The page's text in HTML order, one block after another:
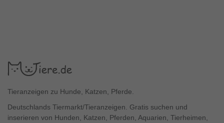
Tieranzeigen zu Hunde, Katzen, Pferde.
Deutschlands Tiermarkt/Tieranzeigen. Gratis suchen und
inserieren von Hunden, Katzen, Pferden, Aquarien, Tierheimen,